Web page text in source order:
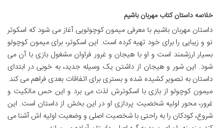
خلاصه داستان کتاب مهربان باشیم
داستان مهربان باشیم با معرفی میمون کوچولویی آغاز می شود که اسکوتر
نو و زیبایی را برای خود تهیه کرده است. این اسکوتر، برای میمون کوچولو
بسیار ارزشمند است و او با هیجان و غرور فراوان مشغول بازی با آن می
شود. این شور و هیجان از داشتن یک وسیله جدید، به خوبی در ابتدای
داستان به تصویر کشیده شده و بستری برای اتفاقات بعدی فراهم می کند.
میمون کوچولو از بازی با اسکوترش لذت می برد و این حس مالکیت و
غرور، محور اولیه شخصیت پردازی او در این بخش از داستان است. این
شروع، کودکان را به راحتی با شخصیت اصلی و وضعیت اولیه اش آشنا می